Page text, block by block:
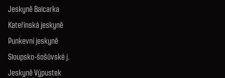
Jeskyně Balcarka
Kateřinská jeskyně
Punkevní jeskyně
Sloupsko-šošůvské j.
Jeskyně Výpustek